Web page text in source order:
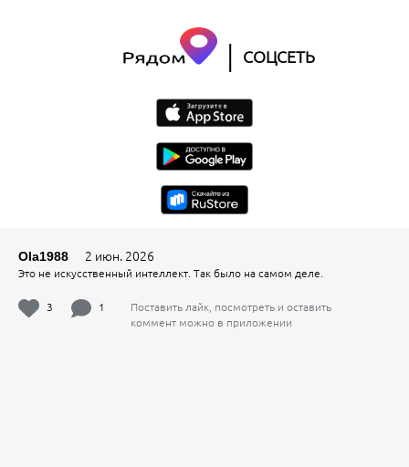
| СОЦСЕТЬ
Ola1988 2 июн. 2026
Это не искусственный интеллект. Так было на самом деле.
3 1
Поставить лайк, посмотреть и оставить
коммент можно в приложении